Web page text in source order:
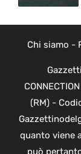
Chi siamo -
(RM) -
quanto viene
può